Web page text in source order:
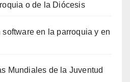
o de la Diócesis
en la parroquia y en
Mundiales de la Juventud